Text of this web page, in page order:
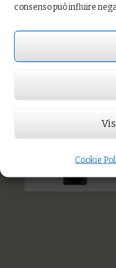
consenso può influire
Cookie
Barberis Dolcetto